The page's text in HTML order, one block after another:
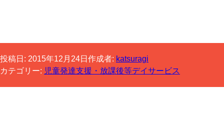
投稿日: 2015年12月24日 作成者: katsuragi
カテゴリー: 児童発達支援・放課後等デイサービス